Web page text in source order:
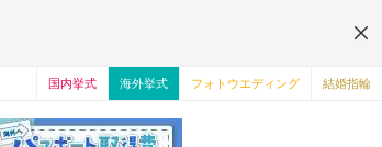
国内挙式 海外挙式 フォトウエディング 結婚指輪